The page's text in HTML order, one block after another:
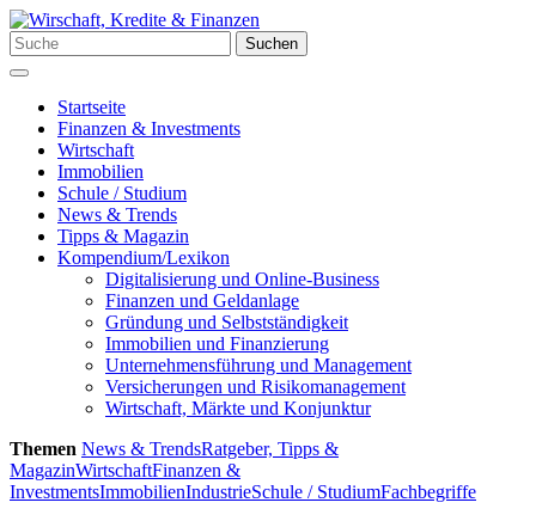
Zum
Inhalt
springen
Suchen
nach:
Suchen
Menü
Startseite
Finanzen & Investments
Wirtschaft
Immobilien
Schule / Studium
News & Trends
Tipps & Magazin
Kompendium/Lexikon
Digitalisierung und Online-Business
Finanzen und Geldanlage
Gründung und Selbstständigkeit
Immobilien und Finanzierung
Unternehmensführung und Management
Versicherungen und Risikomanagement
Wirtschaft, Märkte und Konjunktur
Themen News & TrendsRatgeber, Tipps &
MagazinWirtschaftFinanzen &
InvestmentsImmobilienIndustrieSchule / StudiumFachbegriffe